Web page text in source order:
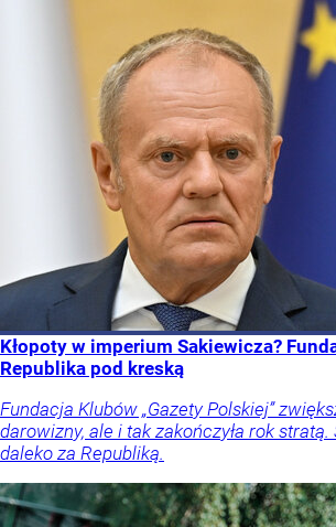
Kłopoty w imperium Sakiewicza?
Republika pod kreską
Fundacja Klubów „Gazety Polskiej”
darowizny, ale i tak zakończyła rok stratą.
daleko za Republiką.